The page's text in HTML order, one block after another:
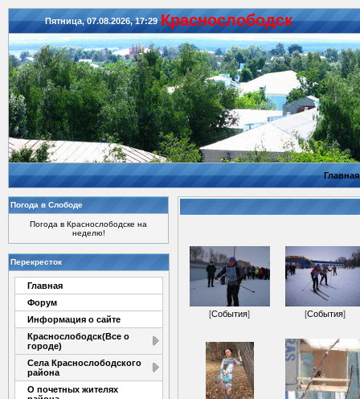
Пятница, 07.08.2026, 17:29 Красноcлободск
Главная
Погода в Слободе
Погода в Краснослободске на
неделю!
Перекресток
Главная
Форум
Информация о сайте
Краснослободск(Все о
городе)
Села Краснослободского
района
О почетных жителях
[События] [События]